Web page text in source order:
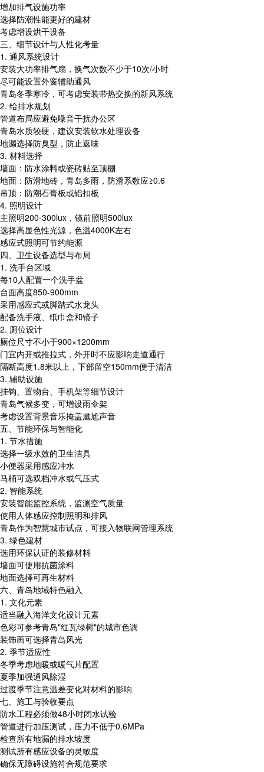
增加排气设施功率
选择防潮性能更好的建材
考虑增设烘干设备
三、细节设计与人性化考量
1. 通风系统设计
安装大功率排气扇，换气次数不少于10次/小时
尽可能设置外窗辅助通风
青岛冬季寒冷，可考虑安装带热交换的新风系统
2. 给排水规划
管道布局应避免噪音干扰办公区
青岛水质较硬，建议安装软水处理设备
地漏选择防臭型，防止返味
3. 材料选择
墙面：防水涂料或瓷砖贴至顶棚
地面：防滑地砖，青岛多雨，防滑系数应≥0.6
吊顶：防潮石膏板或铝扣板
4. 照明设计
主照明200-300lux，镜前照明500lux
选择高显色性光源，色温4000K左右
感应式照明可节约能源
四、卫生设备选型与布局
1. 洗手台区域
每10人配置一个洗手盆
台面高度850-900mm
采用感应式或脚踏式水龙头
配备洗手液、纸巾盒和镜子
2. 厕位设计
厕位尺寸不小于900×1200mm
门宜内开或推拉式，外开时不应影响走道通行
隔断高度1.8米以上，下部留空150mm便于清洁
3. 辅助设施
挂钩、置物台、手机架等细节设计
青岛气候多变，可增设雨伞架
考虑设置背景音乐掩盖尴尬声音
五、节能环保与智能化
1. 节水措施
选择一级水效的卫生洁具
小便器采用感应冲水
马桶可选双档冲水或气压式
2. 智能系统
安装智能监控系统，监测空气质量
使用人体感应控制照明和排风
青岛作为智慧城市试点，可接入物联网管理系统
3. 绿色建材
选用环保认证的装修材料
墙面可使用抗菌涂料
地面选择可再生材料
六、青岛地域特色融入
1. 文化元素
适当融入海洋文化设计元素
色彩可参考青岛"红瓦绿树"的城市色调
装饰画可选择青岛风光
2. 季节适应性
冬季考虑地暖或暖气片配置
夏季加强通风除湿
过渡季节注意温差变化对材料的影响
七、施工与验收要点
防水工程必须做48小时闭水试验
管道进行加压测试，压力不低于0.6MPa
检查所有地漏的排水坡度
测试所有感应设备的灵敏度
确保无障碍设施符合规范要求